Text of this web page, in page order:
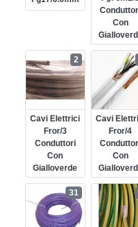
Con
Cavi Elettrici
Fror/3
Conduttori
Con
Gialloverde
2
Cavi
Fror/4
Con
31